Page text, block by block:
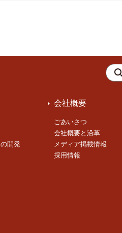
開発
会社概要
ごあいさつ
会社概要と沿革
メディア掲載情報
採用情報